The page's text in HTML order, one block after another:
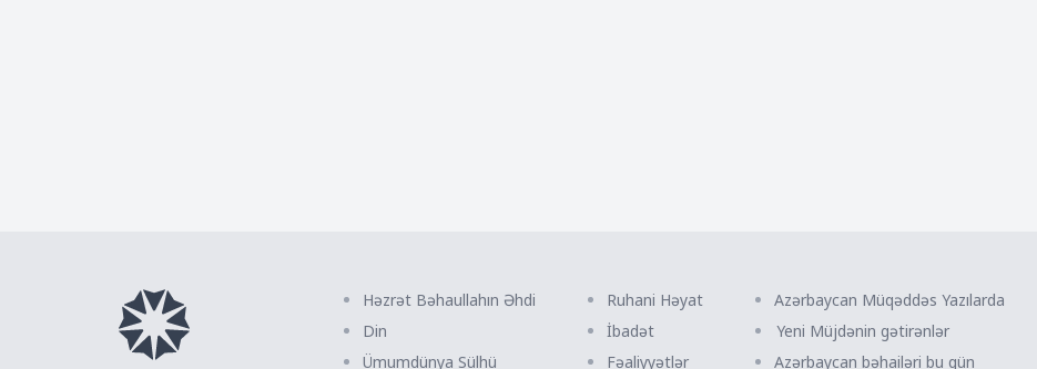
Həzrət Bəhaullahın Əhdi
Din
Ümumdünya Sülhü
Ruhani Həyat
İbadət
Fəaliyyətlər
Azərbaycan Müqəddəs Yazılarda
Yeni Müjdənin gətirənlər
Azərbaycan bəhailəri bu gün